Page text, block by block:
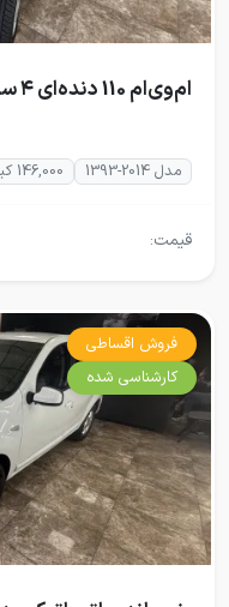
ام‌وی‌ام 110 دنده‌ای ۴ سیلندر مدل 2014-1393
مدل 2014-1393 146,000 کیلومتر
قیمت:
فروش اقساطی
کارشناسی شده